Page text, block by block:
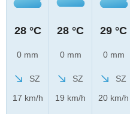
28 °C
0 mm
SZ
17 km/h
28 °C
0 mm
SZ
19 km/h
29 °C
0 mm
SZ
20 km/h